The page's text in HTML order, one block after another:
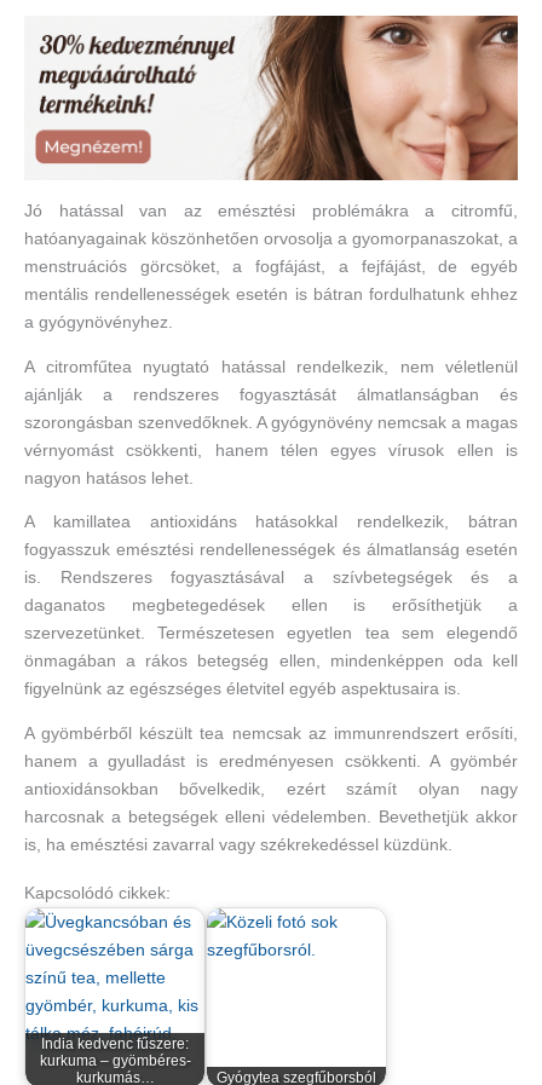
Jó hatással van az emésztési problémákra a citromfű,
hatóanyagainak köszönhetően orvosolja a gyomorpanaszokat, a
menstruációs görcsöket, a fogfájást, a fejfájást, de egyéb
mentális rendellenességek esetén is bátran fordulhatunk ehhez
a gyógynövényhez.
A citromfűtea nyugtató hatással rendelkezik, nem véletlenül
ajánlják a rendszeres fogyasztását álmatlanságban és
szorongásban szenvedőknek. A gyógynövény nemcsak a magas
vérnyomást csökkenti, hanem télen egyes vírusok ellen is
nagyon hatásos lehet.
A kamillatea antioxidáns hatásokkal rendelkezik, bátran
fogyasszuk emésztési rendellenességek és álmatlanság esetén
is. Rendszeres fogyasztásával a szívbetegségek és a
daganatos megbetegedések ellen is erősíthetjük a
szervezetünket. Természetesen egyetlen tea sem elegendő
önmagában a rákos betegség ellen, mindenképpen oda kell
figyelnünk az egészséges életvitel egyéb aspektusaira is.
A gyömbérből készült tea nemcsak az immunrendszert erősíti,
hanem a gyulladást is eredményesen csökkenti. A gyömbér
antioxidánsokban bővelkedik, ezért számít olyan nagy
harcosnak a betegségek elleni védelemben. Bevethetjük akkor
is, ha emésztési zavarral vagy székrekedéssel küzdünk.
Kapcsolódó cikkek:
India kedvenc fűszere:
kurkuma – gyömbéres-
kurkumás…
Gyógytea szegfűborsból